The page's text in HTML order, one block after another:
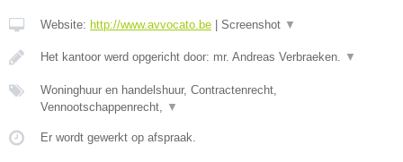
Website: http://www.avvocato.be Screenshot ▼
Het kantoor werd opgericht door: mr. Andreas Verbraeken. ▼
Woninghuur en handelshuur, Contractenrecht,
Vennootschappenrecht, ▼
Er wordt gewerkt op afspraak.